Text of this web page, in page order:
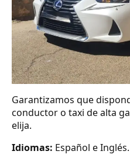
Garantizamos que
conductor o taxi de alta
elija.
Idiomas: Español e Inglés.